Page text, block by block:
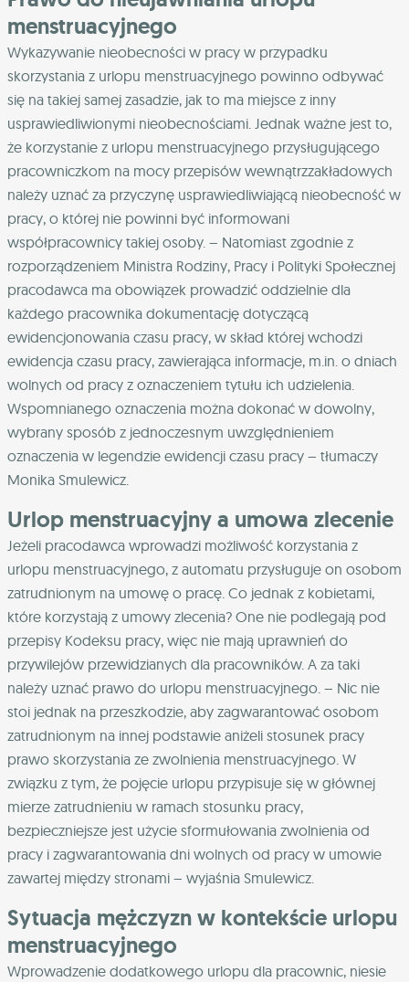
menstruacyjnego
Wykazywanie nieobecności w pracy w przypadku
skorzystania z urlopu menstruacyjnego powinno odbywać
się na takiej samej zasadzie, jak to ma miejsce z inny
usprawiedliwionymi nieobecnościami. Jednak ważne jest to,
że korzystanie z urlopu menstruacyjnego przysługującego
pracowniczkom na mocy przepisów wewnątrzzakładowych
należy uznać za przyczynę usprawiedliwiającą nieobecność w
pracy, o której nie powinni być informowani
współpracownicy takiej osoby. – Natomiast zgodnie z
rozporządzeniem Ministra Rodziny, Pracy i Polityki Społecznej
pracodawca ma obowiązek prowadzić oddzielnie dla
każdego pracownika dokumentację dotyczącą
ewidencjonowania czasu pracy, w skład której wchodzi
ewidencja czasu pracy, zawierająca informacje, m.in. o dniach
wolnych od pracy z oznaczeniem tytułu ich udzielenia.
Wspomnianego oznaczenia można dokonać w dowolny,
wybrany sposób z jednoczesnym uwzględnieniem
oznaczenia w legendzie ewidencji czasu pracy – tłumaczy
Monika Smulewicz.
Urlop menstruacyjny a umowa zlecenie
Jeżeli pracodawca wprowadzi możliwość korzystania z
urlopu menstruacyjnego, z automatu przysługuje on osobom
zatrudnionym na umowę o pracę. Co jednak z kobietami,
które korzystają z umowy zlecenia? One nie podlegają pod
przepisy Kodeksu pracy, więc nie mają uprawnień do
przywilejów przewidzianych dla pracowników. A za taki
należy uznać prawo do urlopu menstruacyjnego. – Nic nie
stoi jednak na przeszkodzie, aby zagwarantować osobom
zatrudnionym na innej podstawie aniżeli stosunek pracy
prawo skorzystania ze zwolnienia menstruacyjnego. W
związku z tym, że pojęcie urlopu przypisuje się w głównej
mierze zatrudnieniu w ramach stosunku pracy,
bezpieczniejsze jest użycie sformułowania zwolnienia od
pracy i zagwarantowania dni wolnych od pracy w umowie
zawartej między stronami – wyjaśnia Smulewicz.
Sytuacja mężczyzn w kontekście urlopu
menstruacyjnego
Wprowadzenie dodatkowego urlopu dla pracownic, niesie